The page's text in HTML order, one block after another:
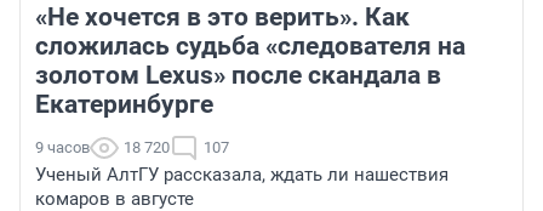
«Не хочется в это верить». Как
сложилась судьба «следователя на
золотом Lexus» после скандала в
Екатеринбурге
9 часов 18 720 107
Ученый АлтГУ рассказала, ждать ли нашествия
комаров в августе